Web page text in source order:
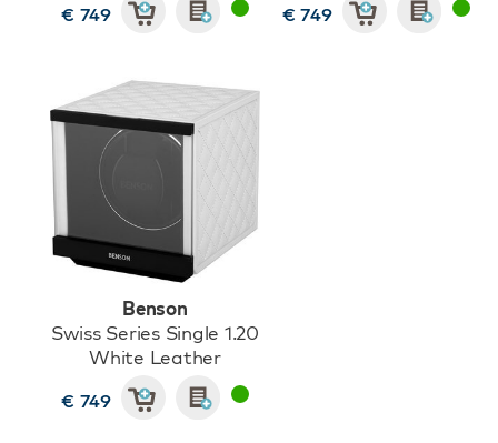
€ 749 € 749
Benson
Swiss Series Single 1.20
White Leather
€ 749